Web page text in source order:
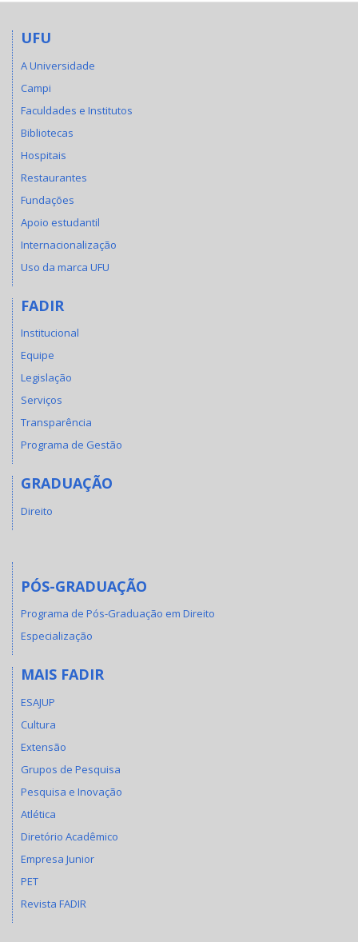
UFU
A Universidade
Campi
Faculdades e Institutos
Bibliotecas
Hospitais
Restaurantes
Fundações
Apoio estudantil
Internacionalização
Uso da marca UFU
FADIR
Institucional
Equipe
Legislação
Serviços
Transparência
Programa de Gestão
GRADUAÇÃO
Direito
PÓS-GRADUAÇÃO
Programa de Pós-Graduação em Direito
Especialização
MAIS FADIR
ESAJUP
Cultura
Extensão
Grupos de Pesquisa
Pesquisa e Inovação
Atlética
Diretório Acadêmico
Empresa Junior
PET
Revista FADIR